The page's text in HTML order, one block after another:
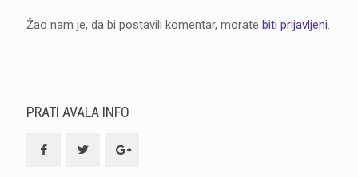
Žao nam je, da bi postavili komentar, morate biti prijavljeni.
PRATI AVALA INFO